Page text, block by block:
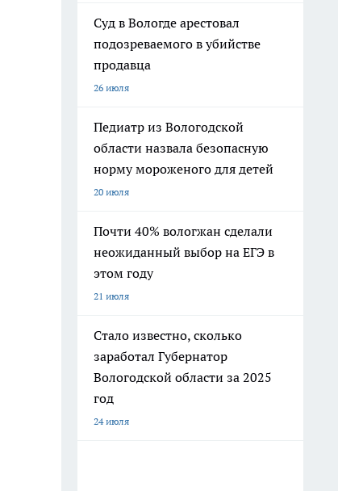
Суд в Вологде арестовал
подозреваемого в убийстве
продавца
26 июля
Педиатр из Вологодской
области назвала безопасную
норму мороженого для детей
20 июля
Почти 40% вологжан сделали
неожиданный выбор на ЕГЭ в
этом году
21 июля
Стало известно, сколько
заработал Губернатор
Вологодской области за 2025
год
24 июля